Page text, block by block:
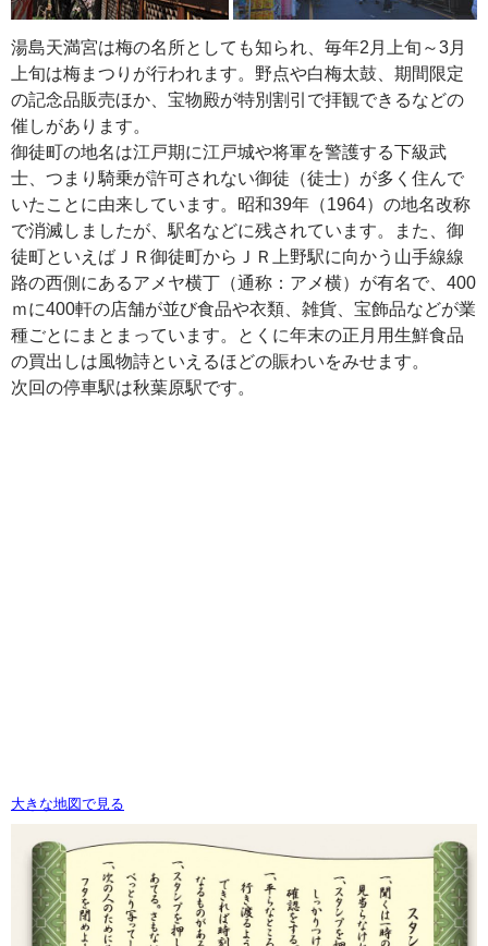
湯島天満宮は梅の名所としても知られ、毎年2月上旬～3月
上旬は梅まつりが行われます。野点や白梅太鼓、期間限定
の記念品販売ほか、宝物殿が特別割引で拝観できるなどの
催しがあります。
御徒町の地名は江戸期に江戸城や将軍を警護する下級武
士、つまり騎乗が許可されない御徒（徒士）が多く住んで
いたことに由来しています。昭和39年（1964）の地名改称
で消滅しましたが、駅名などに残されています。また、御
徒町といえばＪＲ御徒町からＪＲ上野駅に向かう山手線線
路の西側にあるアメヤ横丁（通称：アメ横）が有名で、400
ｍに400軒の店舗が並び食品や衣類、雑貨、宝飾品などが業
種ごとにまとまっています。とくに年末の正月用生鮮食品
の買出しは風物詩といえるほどの賑わいをみせます。
次回の停車駅は秋葉原駅です。
大きな地図で見る